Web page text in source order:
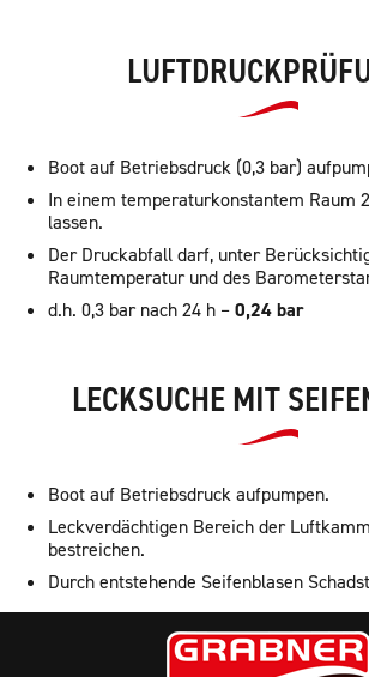
Boot auf Betriebsdruck (0,3 bar)
In einem temperaturkonstantem Raum
lassen.
Der Druckabfall darf, unter
Raumtemperatur und des
d.h. 0,3 bar nach 24 h –0,24 bar
LECKSUCHE MIT
Boot auf Betriebsdruck aufpumpen.
Leckverdächtigen Bereich der
bestreichen.
Durch entstehende Seifenblasen